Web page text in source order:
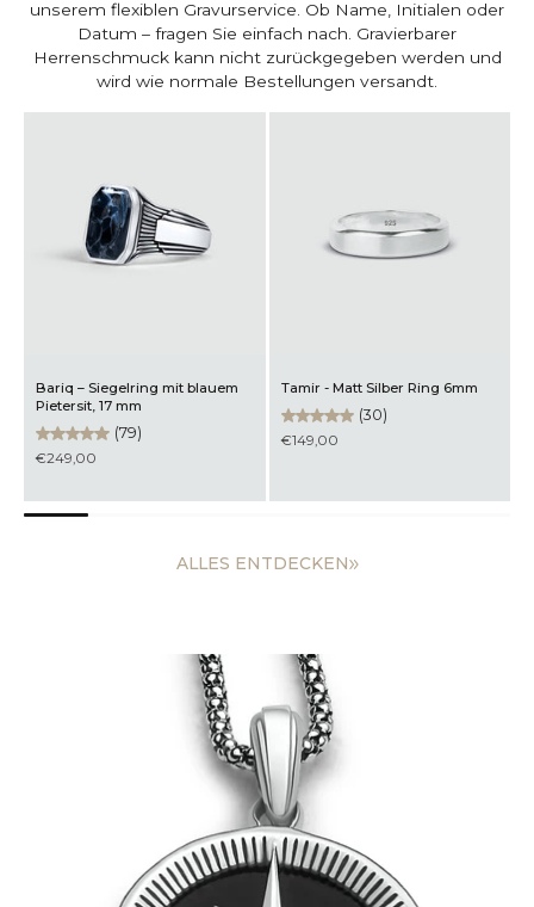
unserem flexiblen Gravurservice. Ob Name, Initialen oder
Datum – fragen Sie einfach nach. Gravierbarer
Herrenschmuck kann nicht zurückgegeben werden und
wird wie normale Bestellungen versandt.
Mirza - Geflochtenes Armband
aus 925 Sterling Silber 7mm
(152)
€399,00
Hani – Spinner-Ring aus
Sterlingsilber, 7 mm
ALLES ENTDECKEN